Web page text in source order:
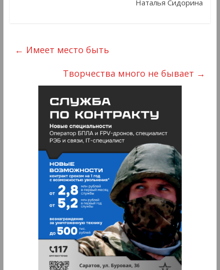
Наталья Сидорина
← Имеет место быть
Творчества много не бывает →